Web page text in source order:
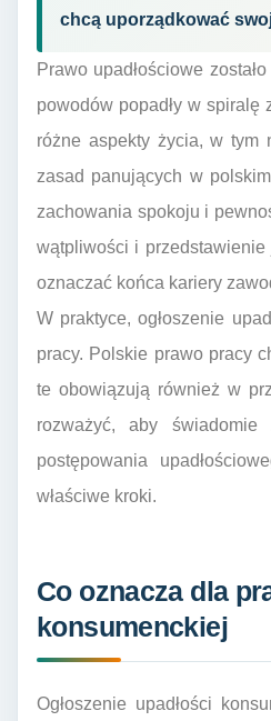
chcą uporządkować
Prawo upadłościowe
powodów popadły w spiralę
różne aspekty życia, w tym
zasad panujących w
zachowania spokoju i
wątpliwości i
oznaczać końca kariery
W praktyce, ogłoszenie
pracy. Polskie prawo pracy
te obowiązują również w
rozważyć, aby
postępowania
właściwe kroki.
Co oznacza dla
konsumenckiej
Ogłoszenie upadłości